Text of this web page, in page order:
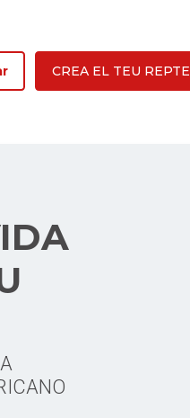
CREA EL TEU REPTE